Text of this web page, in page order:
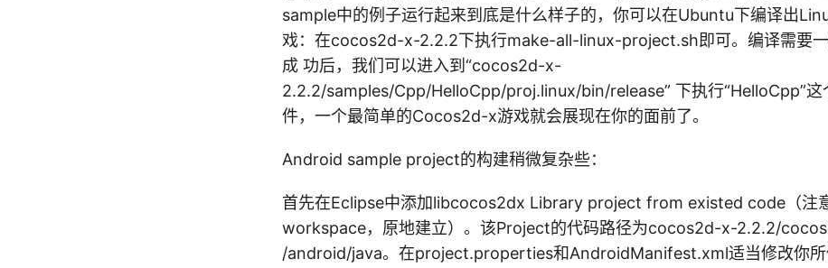
sample中的例子运行起来到底是什么样子的，你可以在Ubuntu下编译出
戏：在cocos2d-x-2.2.2下执行make-all-linux-project.sh即可。编译需要
成 功后，我们可以进入到“cocos2d-x-
2.2.2/samples/Cpp/HelloCpp/proj.linux/bin/release” 下执行“HelloCpp”这
件，一个最简单的Cocos2d-x游戏就会展现在你的面前了。
Android sample project的构建稍微复杂些：
首先在Eclipse中添加libcocos2dx Library project from existed code（注
workspace，原地建立）。该Project的代码路径为cocos2d-x-2.2.2/
/android/java。在project.properties和AndroidManifest.xml适当修改你所